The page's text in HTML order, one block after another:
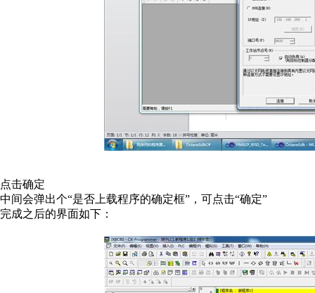
点击确定
中间会弹出个“是否上载程序的确定框”，可点击“确定”
完成之后的界面如下：